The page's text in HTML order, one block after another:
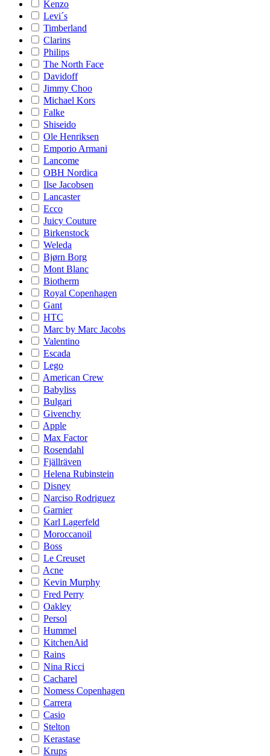
Kenzo
Levi´s
Timberland
Clarins
Philips
The North Face
Davidoff
Jimmy Choo
Michael Kors
Falke
Shiseido
Ole Henriksen
Emporio Armani
Lancome
OBH Nordica
Ilse Jacobsen
Lancaster
Ecco
Juicy Couture
Birkenstock
Weleda
Bjørn Borg
Mont Blanc
Biotherm
Royal Copenhagen
Gant
HTC
Marc by Marc Jacobs
Valentino
Escada
Lego
American Crew
Babyliss
Bulgari
Givenchy
Apple
Max Factor
Rosendahl
Fjällräven
Helena Rubinstein
Disney
Narciso Rodriguez
Garnier
Karl Lagerfeld
Moroccanoil
Boss
Le Creuset
Acne
Kevin Murphy
Fred Perry
Oakley
Persol
Hummel
KitchenAid
Rains
Nina Ricci
Cacharel
Nomess Copenhagen
Carrera
Casio
Stelton
Kerastase
Krups